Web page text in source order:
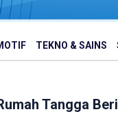
TEKNO & SAINS
Tangga